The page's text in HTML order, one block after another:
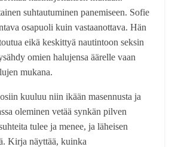
suhtautuminen panemiseen. Sofie
osapuoli kuin vastaanottava. Hän
eikä keskittyä nautintoon seksin
omien halujensa äärelle vaan
mukana.
kuuluu niin ikään masennusta ja
oleminen vetää synkän pilven
tulee ja menee, ja läheisen
Kirja näyttää, kuinka